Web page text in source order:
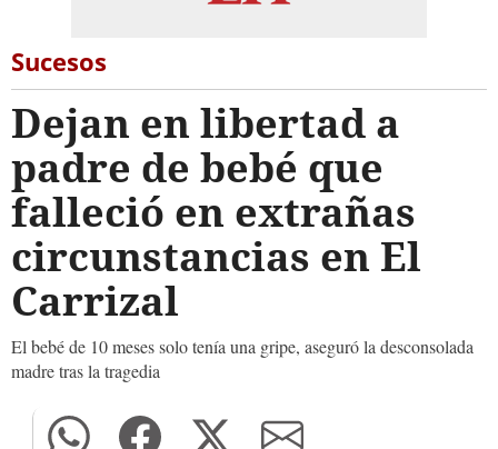
Sucesos
Dejan en libertad a
padre de bebé que
falleció en extrañas
circunstancias en El
Carrizal
El bebé de 10 meses solo tenía una gripe, aseguró la desconsolada
madre tras la tragedia